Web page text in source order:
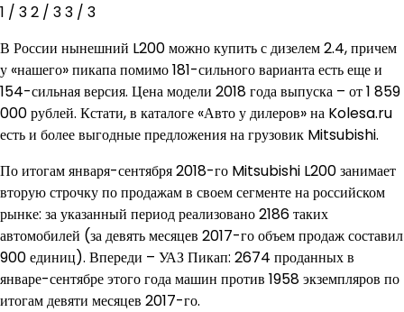
1 / 32 / 33 / 3
В России нынешний L200 можно купить с дизелем 2.4, причем
у «нашего» пикапа помимо 181-сильного варианта есть еще и
154-сильная версия. Цена модели 2018 года выпуска – от 1 859
000 рублей. Кстати, в каталоге «Авто у дилеров» на Kolesa.ru
есть и более выгодные предложения на грузовик Mitsubishi.
По итогам января-сентября 2018-го Mitsubishi L200 занимает
вторую строчку по продажам в своем сегменте на российском
рынке: за указанный период реализовано 2186 таких
автомобилей (за девять месяцев 2017-го объем продаж составил
900 единиц). Впереди – УАЗ Пикап: 2674 проданных в
январе-сентябре этого года машин против 1958 экземпляров по
итогам девяти месяцев 2017-го.